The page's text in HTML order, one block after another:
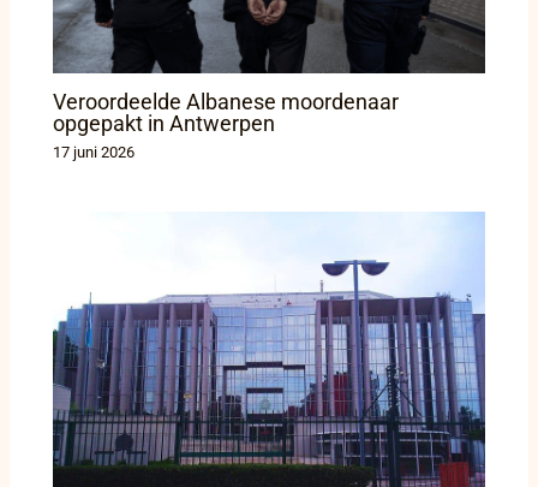
Veroordeelde Albanese moordenaar
opgepakt in Antwerpen
17 juni 2026